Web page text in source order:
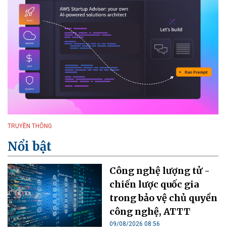
TRUYỀN THÔNG
Nổi bật
Công nghệ lượng tử -
chiến lược quốc gia
trong bảo vệ chủ quyền
công nghệ, ATTT
09/08/2026 08:56